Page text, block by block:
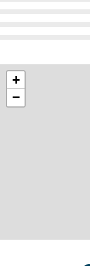
+
−